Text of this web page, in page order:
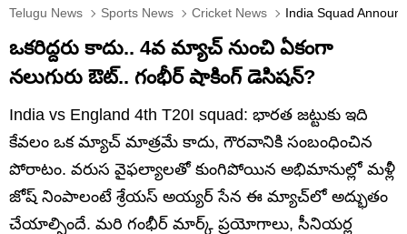
Telugu News Sports News Cricket News India Squad
ఒకరిద్దరు కాదు.. 4వ మ్యాచ్ నుంచి ఏకంగా
నలుగురు ఔట్.. గంభీర్ షాకింగ్ డెసిషన్?
India vs England 4th T20I squad: భారత జట్టుకు ఇది
కేవలం ఒక మ్యాచ్ మాత్రమే కాదు, గౌరవానికి సంబంధించిన
పోరాటం. వరుస వైఫల్యాలతో కుంగిపోయిన అభిమానుల్లో మళ్లీ
జోష్ నింపాలంటే శ్రేయస్ అయ్యర్ సేన ఈ మ్యాచ్‌లో అద్భుతం
చేయాల్సిందే. మరి గంభీర్ మార్క్ ప్రయోగాలు, సీనియర్ల